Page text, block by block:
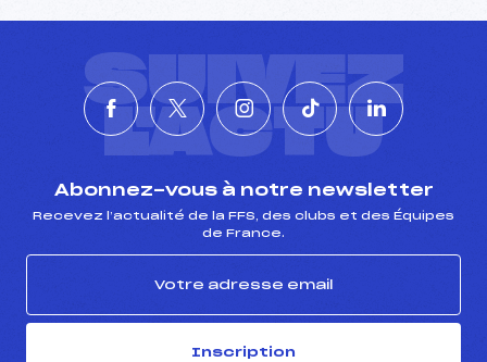
SUIVEZ
L'ACTU
Abonnez-vous à notre newsletter
Recevez l’actualité de la FFS, des clubs et des Équipes
de France.
Inscription